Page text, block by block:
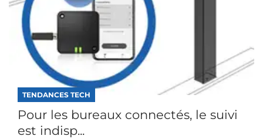
TENDANCES TECH
Pour les bureaux connectés, le suivi
est indisp...